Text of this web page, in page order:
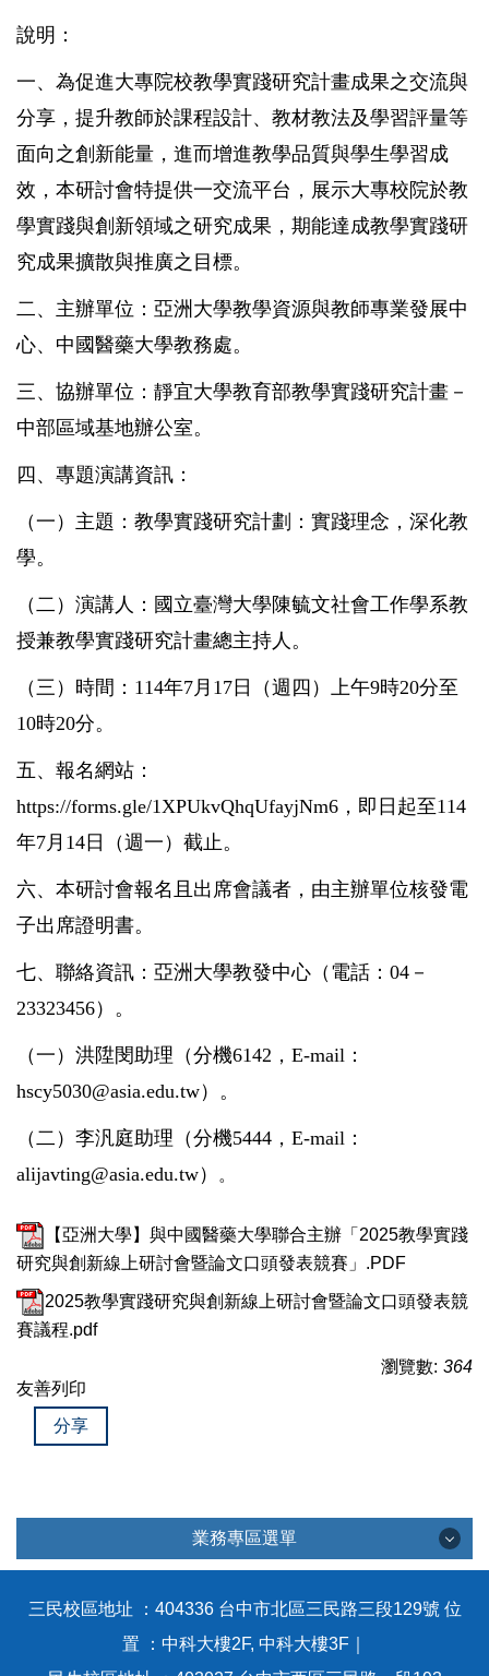
說明：
一、為促進大專院校教學實踐研究計畫成果之交流與
分享，提升教師於課程設計、教材教法及學習評量等
面向之創新能量，進而增進教學品質與學生學習成
效，本研討會特提供一交流平台，展示大專校院於教
學實踐與創新領域之研究成果，期能達成教學實踐研
究成果擴散與推廣之目標。
二、主辦單位：亞洲大學教學資源與教師專業發展中
心、中國醫藥大學教務處。
三、協辦單位：靜宜大學教育部教學實踐研究計畫－
中部區域基地辦公室。
四、專題演講資訊：
（一）主題：教學實踐研究計劃：實踐理念，深化教
學。
（二）演講人：國立臺灣大學陳毓文社會工作學系教
授兼教學實踐研究計畫總主持人。
（三）時間：114年7月17日（週四）上午9時20分至
10時20分。
五、報名網站：
https://forms.gle/1XPUkvQhqUfayjNm6 ，即日起至114
年7月14日（週一）截止。
六、本研討會報名且出席會議者，由主辦單位核發電
子出席證明書。
七、聯絡資訊：亞洲大學教發中心（電話：04－
23323456）。
（一）洪陞閔助理（分機6142，E-mail：
hscy5030@asia.edu.tw）。
（二）李汎庭助理（分機5444，E-mail：
alijavting@asia.edu.tw）
。
【亞洲大學】與中國醫藥大學聯合主辦「2025教學實踐
研究與創新線上研討會暨論文口頭發表競賽」.PDF
2025教學實踐研究與創新線上研討會暨論文口頭發表競
賽議程.pdf
瀏覽數: 364
友善列印
分享
業務專區選單
三民校區地址 ：404336 台中市北區三民路三段129號 位
置 ：中科大樓2F, 中科大樓3F｜